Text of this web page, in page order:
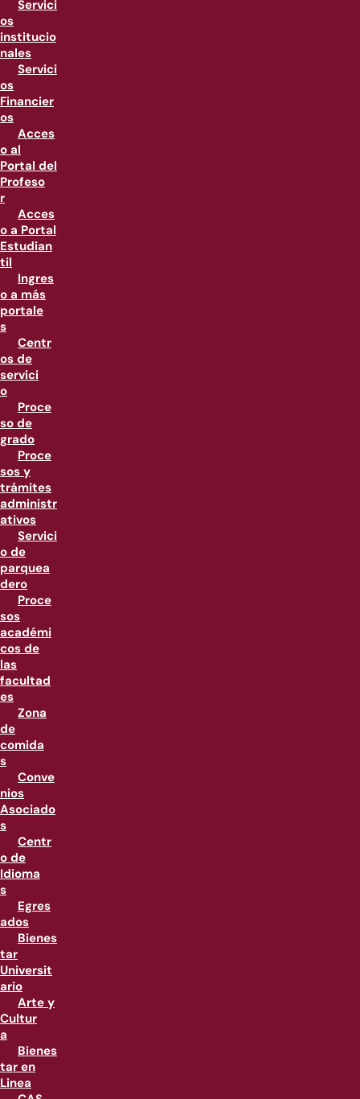
Servici
os
institucio
nales
Servici
os
Financier
os
Acces
o al
Portal del
Profeso
r
Acces
o a Portal
Estudian
til
Ingres
o a más
portale
s
Centr
os de
servici
o
Proce
so de
grado
Proce
sos y
trámites
administr
ativos
Servici
o de
parquea
dero
Proce
sos
académi
cos de
las
facultad
es
Zona
de
comida
s
Conve
nios
Asociado
s
Centr
o de
Idioma
s
Egres
ados
Bienes
tar
Universit
ario
Arte y
Cultur
a
Bienes
tar en
Linea